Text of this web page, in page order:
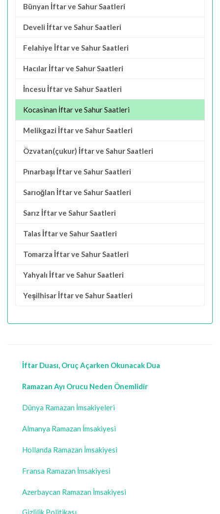
Bünyan İftar ve Sahur Saatleri
Develi İftar ve Sahur Saatleri
Felahiye İftar ve Sahur Saatleri
Hacılar İftar ve Sahur Saatleri
İncesu İftar ve Sahur Saatleri
Kocasinan İftar ve Sahur Saatleri
Melikgazi İftar ve Sahur Saatleri
Özvatan(çukur) İftar ve Sahur Saatleri
Pınarbaşı İftar ve Sahur Saatleri
Sarıoğlan İftar ve Sahur Saatleri
Sarız İftar ve Sahur Saatleri
Talas İftar ve Sahur Saatleri
Tomarza İftar ve Sahur Saatleri
Yahyalı İftar ve Sahur Saatleri
Yeşilhisar İftar ve Sahur Saatleri
İftar Duası, Oruç Açarken Okunacak Dua
Ramazan Ayı Orucu Neden Önemlidir
Dünya Ramazan İmsakiyeleri
Almanya Ramazan İmsakiyesi
Hollanda Ramazan İmsakiyesi
Fransa Ramazan İmsakiyesi
Azerbaycan Ramazan İmsakiyesi
Gizlilik Politikası